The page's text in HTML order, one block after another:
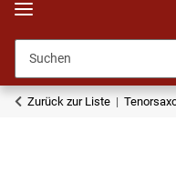
Zurück zur Liste